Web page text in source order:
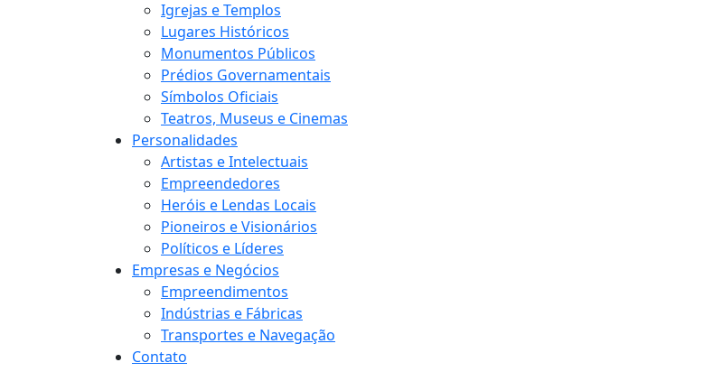
Igrejas e Templos
Lugares Históricos
Monumentos Públicos
Prédios Governamentais
Símbolos Oficiais
Teatros, Museus e Cinemas
Personalidades
Artistas e Intelectuais
Empreendedores
Heróis e Lendas Locais
Pioneiros e Visionários
Políticos e Líderes
Empresas e Negócios
Empreendimentos
Indústrias e Fábricas
Transportes e Navegação
Contato